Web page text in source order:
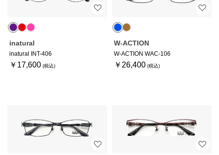
inatural
inatural INT-406
￥17,600
W-ACTION
W-ACTION WAC-106
￥26,400